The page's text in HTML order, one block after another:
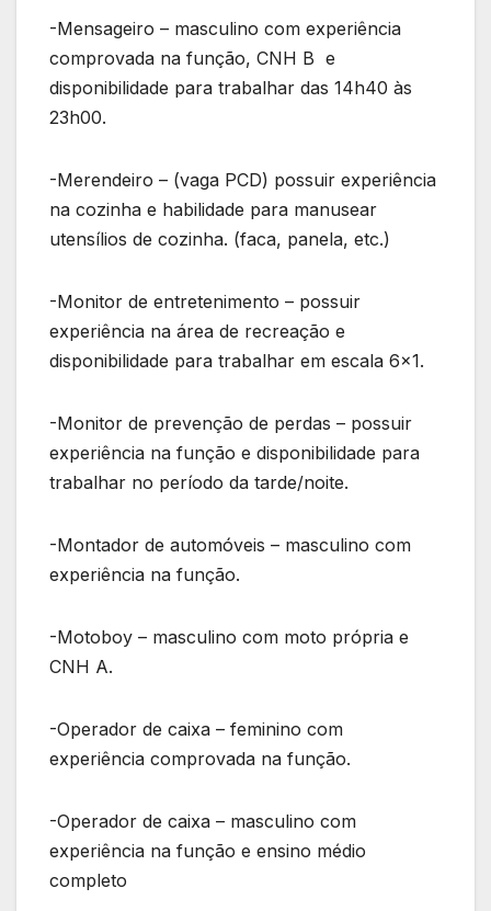
-Mensageiro – masculino com experiência
comprovada na função, CNH B e
disponibilidade para trabalhar das 14h40 às
23h00.
-Merendeiro – (vaga PCD) possuir experiência
na cozinha e habilidade para manusear
utensílios de cozinha. (faca, panela, etc.)
-Monitor de entretenimento – possuir
experiência na área de recreação e
disponibilidade para trabalhar em escala 6×1.
-Monitor de prevenção de perdas – possuir
experiência na função e disponibilidade para
trabalhar no período da tarde/noite.
-Montador de automóveis – masculino com
experiência na função.
-Motoboy – masculino com moto própria e
CNH A.
-Operador de caixa – feminino com
experiência comprovada na função.
-Operador de caixa – masculino com
experiência na função e ensino médio
completo